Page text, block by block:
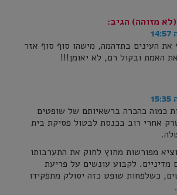
מזוהה) הגיב:
את העינים בתדהמה, מישהו סוף סוף אזר
האמת ובקול רם, לא יאומן!!!
כמוה כהכרה ברשאיותם של שופטים
אחרי רוב בכנסת לבטול פסיקת בית
מפורשות מחוץ לחוק את התערבותו
מדיניים. לקבוע עונשים על פריעת
כשלפחות שופט כזה יסולק מתפקידו